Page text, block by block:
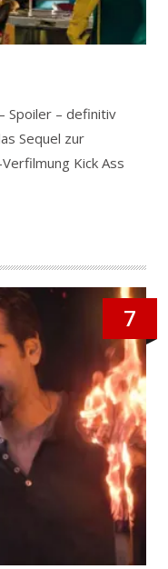
Spoiler – definitiv
Sequel zur
Kick Ass
7